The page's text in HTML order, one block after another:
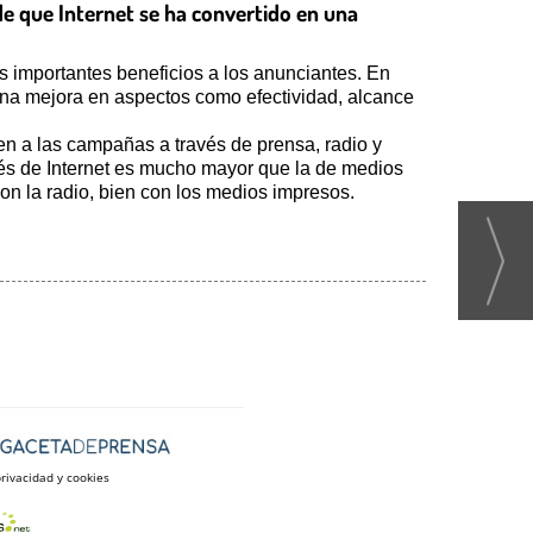
que Internet se ha convertido en una
importantes beneficios a los anunciantes. En
mejora en aspectos como efectividad, alcance
a las campañas a través de prensa, radio y
de Internet es mucho mayor que la de medios
la radio, bien con los medios impresos.
y cookies